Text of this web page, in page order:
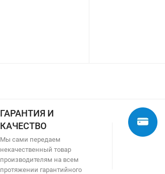
ГАРАНТИЯ И
КАЧЕСТВО
Мы сами передаем
некачественный товар
производителям на всем
протяжении гарантийного